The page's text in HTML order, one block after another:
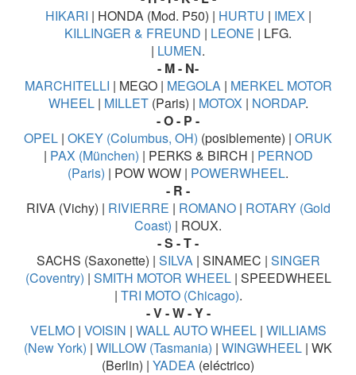
HIKARI | HONDA (Mod. P50) | HURTU | IMEX |
KILLINGER & FREUND | LEONE | LFG.
| LUMEN.
- M - N-
MARCHITELLI | MEGO | MEGOLA| MERKEL MOTOR
WHEEL| MILLET(Paris) | MOTOX | NORDAP.
- O - P -
OPEL | OKEY (Columbus, OH) (posiblemente) | ORUK
| PAX (München) | PERKS & BIRCH | PERNOD
(Paris) | POW WOW | POWERWHEEL.
- R -
RIVA (Vichy) | RIVIERRE | ROMANO| ROTARY (Gold
Coast) | ROUX.
- S - T -
SACHS (Saxonette) | SILVA| SINAMEC | SINGER
(Coventry) | SMITH MOTOR WHEEL| SPEEDWHEEL
| TRI MOTO (Chicago).
- V - W - Y -
VELMO| VOISIN | WALL AUTO WHEEL| WILLIAMS
(New York) | WILLOW (Tasmania) | WINGWHEEL | WK
(Berlin) | YADEA (eléctrico)